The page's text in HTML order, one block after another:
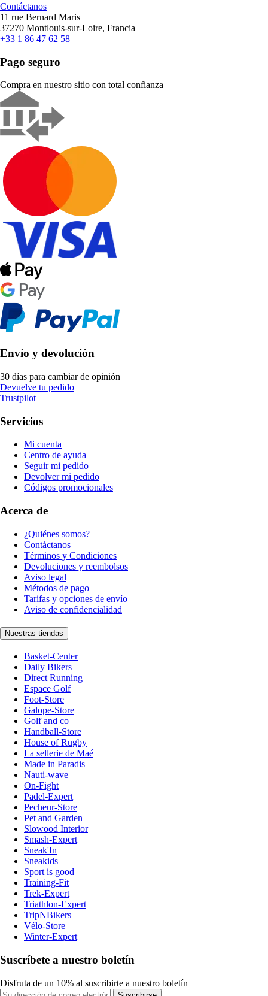
Contáctanos
11 rue Bernard Maris
37270 Montlouis-sur-Loire, Francia
+33 1 86 47 62 58
Pago seguro
Compra en nuestro sitio con total confianza
Envío y devolución
30 días para cambiar de opinión
Devuelve tu pedido
Trustpilot
Servicios
Mi cuenta
Centro de ayuda
Seguir mi pedido
Devolver mi pedido
Códigos promocionales
Acerca de
¿Quiénes somos?
Contáctanos
Términos y Condiciones
Devoluciones y reembolsos
Aviso legal
Métodos de pago
Tarifas y opciones de envío
Aviso de confidencialidad
Nuestras tiendas
Basket-Center
Daily Bikers
Direct Running
Espace Golf
Foot-Store
Galope-Store
Golf and co
Handball-Store
House of Rugby
La sellerie de Maé
Made in Paradis
Nauti-wave
On-Fight
Padel-Expert
Pecheur-Store
Pet and Garden
Slowood Interior
Smash-Expert
Sneak'In
Sneakids
Sport is good
Training-Fit
Trek-Expert
Triathlon-Expert
TripNBikers
Vélo-Store
Winter-Expert
Suscríbete a nuestro boletín
Disfruta de un 10% al suscribirte a nuestro boletín